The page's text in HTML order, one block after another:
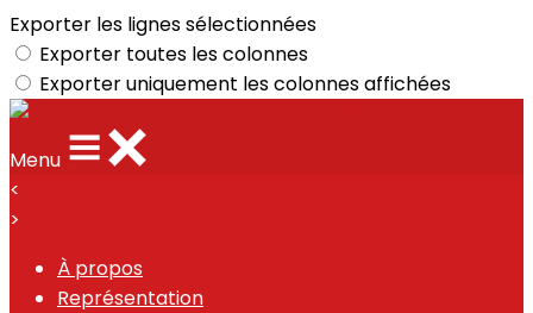
Exporter les lignes sélectionnées
Exporter toutes les colonnes
Exporter uniquement les colonnes affichées
Menu
<
>
À propos
Représentation